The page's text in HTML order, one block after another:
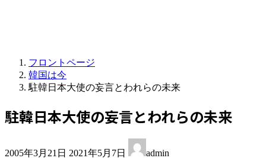
フロントページ
韓国は今
駐韓日本大使の妄言とわれらの未来
駐韓日本大使の妄言とわれらの未来
2005年3月21日 終
2021年5月7日 admin